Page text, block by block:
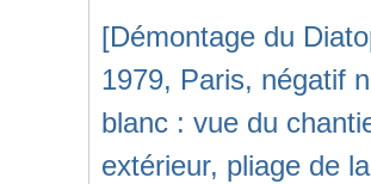
[Démontage du
1979, Paris, négatif
blanc : vue du
extérieur, pliage de